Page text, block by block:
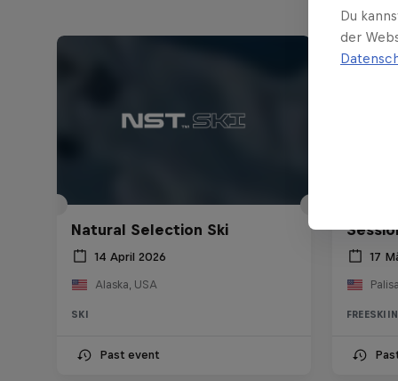
Natural Selection Ski
14 April 2026
Alaska, USA
SKI
Past event
17
Du
der